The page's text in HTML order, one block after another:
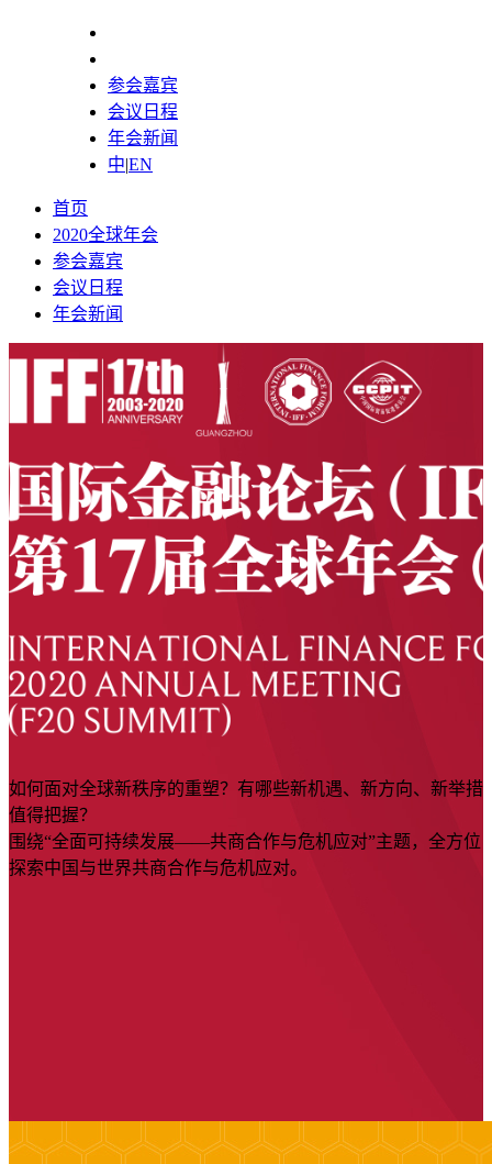
参会嘉宾
会议日程
年会新闻
中|EN
首页
2020全球年会
参会嘉宾
会议日程
年会新闻
如何面对全球新秩序的重塑？有哪些新机遇、新方向、新举措
值得把握？
围绕“全面可持续发展——共商合作与危机应对”主题，全方位
探索中国与世界共商合作与危机应对。